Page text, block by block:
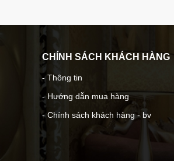
CHÍNH SÁCH KHÁCH HÀNG
- Thông tin
- Hướng dẫn mua hàng
- Chính sách khách hàng - bv